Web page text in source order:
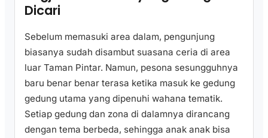
Dicari
Sebelum memasuki area dalam, pengunjung
biasanya sudah disambut suasana ceria di area
luar Taman Pintar. Namun, pesona sesungguhnya
baru benar benar terasa ketika masuk ke gedung
gedung utama yang dipenuhi wahana tematik.
Setiap gedung dan zona di dalamnya dirancang
dengan tema berbeda, sehingga anak anak bisa